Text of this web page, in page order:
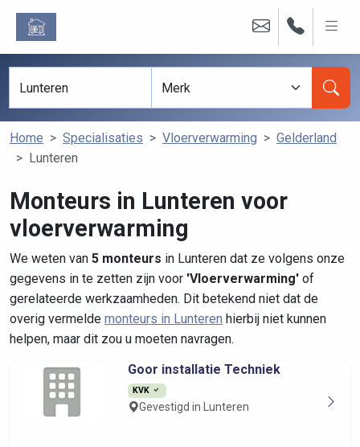
Home Specialisaties Vloerverwarming
Gelderland
Lunteren
Monteurs in Lunteren voor
vloerverwarming
We weten van 5 monteurs in Lunteren dat ze volgens onze
gegevens in te zetten zijn voor 'Vloerverwarming' of
gerelateerde werkzaamheden. Dit betekend niet dat de
overig vermelde monteurs in Lunteren hierbij niet kunnen
helpen, maar dit zou u moeten navragen.
Goor installatie Techniek
KVK
Gevestigd in Lunteren